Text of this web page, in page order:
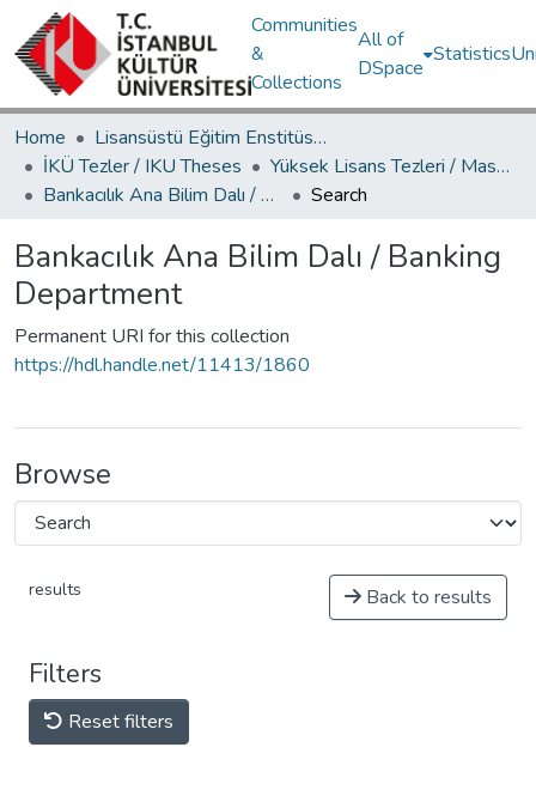
Communities
&
Collections
All of
DSpace
Statistics
Home
Lisansüstü Eğitim Enstitüsü / Postgraduate Education Institute
İKÜ Tezler / IKU Theses
Yüksek Lisans Tezleri / Master's Theses
Bankacılık Ana Bilim Dalı / Banking Department
Search
Bankacılık Ana Bilim Dalı / Banking
Department
Permanent URI for this collection
https://hdl.handle.net/11413/1860
Browse
results Back to results
Filters
Reset filters